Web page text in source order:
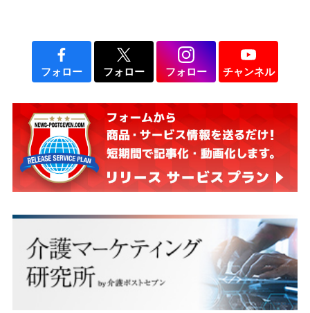
フォロー フォロー フォロー チャンネル